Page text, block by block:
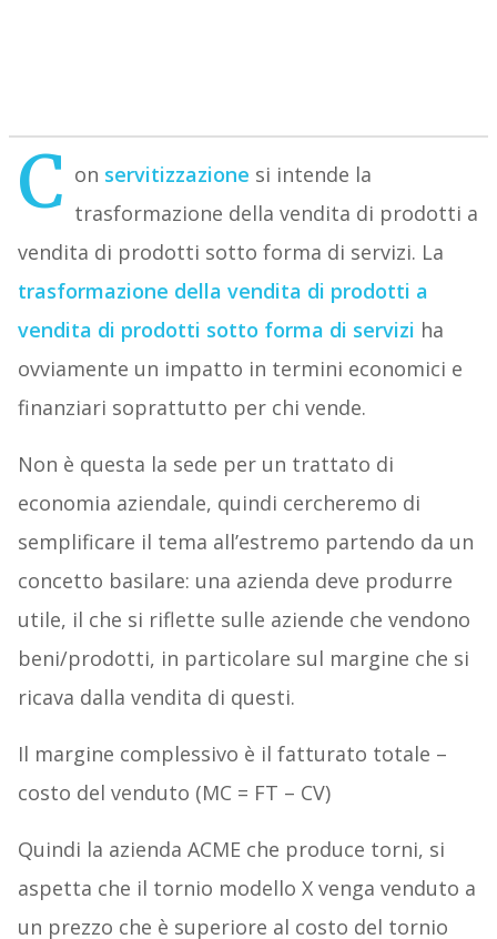
C on servitizzazione si intende la
trasformazione della vendita di prodotti a
vendita di prodotti sotto forma di servizi. La
trasformazione della vendita di prodotti a
vendita di prodotti sotto forma di servizi ha
ovviamente un impatto in termini economici e
finanziari soprattutto per chi vende.
Non è questa la sede per un trattato di
economia aziendale, quindi cercheremo di
semplificare il tema all’estremo partendo da un
concetto basilare: una azienda deve produrre
utile, il che si riflette sulle aziende che vendono
beni/prodotti, in particolare sul margine che si
ricava dalla vendita di questi.
Il margine complessivo è il fatturato totale –
costo del venduto (MC = FT – CV)
Quindi la azienda ACME che produce torni, si
aspetta che il tornio modello X venga venduto a
un prezzo che è superiore al costo del tornio